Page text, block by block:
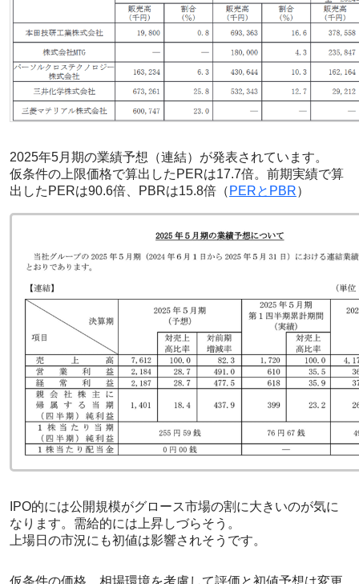
2025年5月期の業績予想（連結）が発表されています。
仮条件の上限価格で算出したPERは17.7倍。前期実績で算
出したPERは90.6倍、PBRは15.8倍（ PERとPBR）
IPO的には公開規模がグロース市場の割に大きいのが気に
なります。需給的には上昇しづらそう。
上場日の市況にも初値は影響されそうです。
仮条件の価格、相場環境を考慮して評価と初値予想は変更